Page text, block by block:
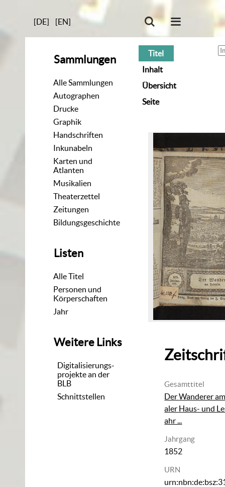
[DE] [EN]
Sammlungen
Alle Sammlungen
Autographen
Drucke
Graphik
Handschriften
Inkunabeln
Karten und
Atlanten
Musikalien
Theaterzettel
Zeitungen
Bildungsgeschichte
Listen
Alle Titel
Personen und
Körperschaften
Jahr
Weitere Links
Digitalisierungs-
projekte an der
BLB
Schnittstellen
Titel
Inhalt
Übersicht
Seite
Gesamttitel
Der Wanderer
aler Haus- und
ahr ...
Jahrgang
1852
URN